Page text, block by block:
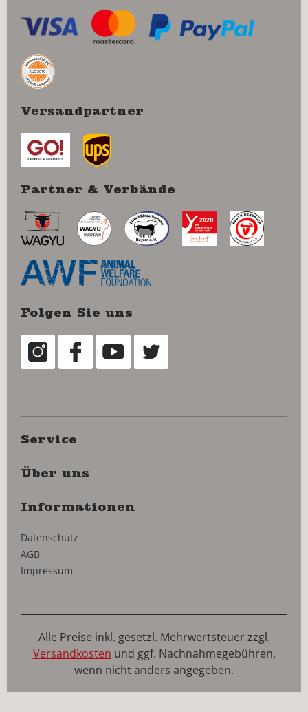
Versandpartner
Partner & Verbände
Folgen Sie uns
Service
Über uns
Informationen
Datenschutz
AGB
Impressum
Alle Preise inkl. gesetzl. Mehrwertsteuer zzgl.
Versandkosten und ggf. Nachnahmegebühren,
wenn nicht anders angegeben.